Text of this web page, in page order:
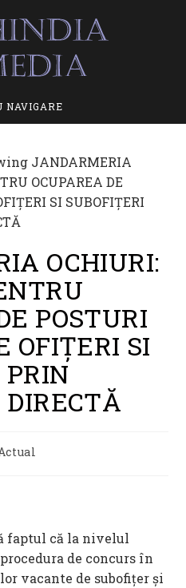
NAVIGARE
OCHIURI:
POSTURI
OFIȚERI SI
PRIN
faptul că la nivelul
de concurs în
vacante de subofițer și